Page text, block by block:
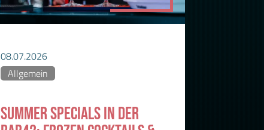
08.07.2026
Allgemein
SUMMER SPECIALS IN DER